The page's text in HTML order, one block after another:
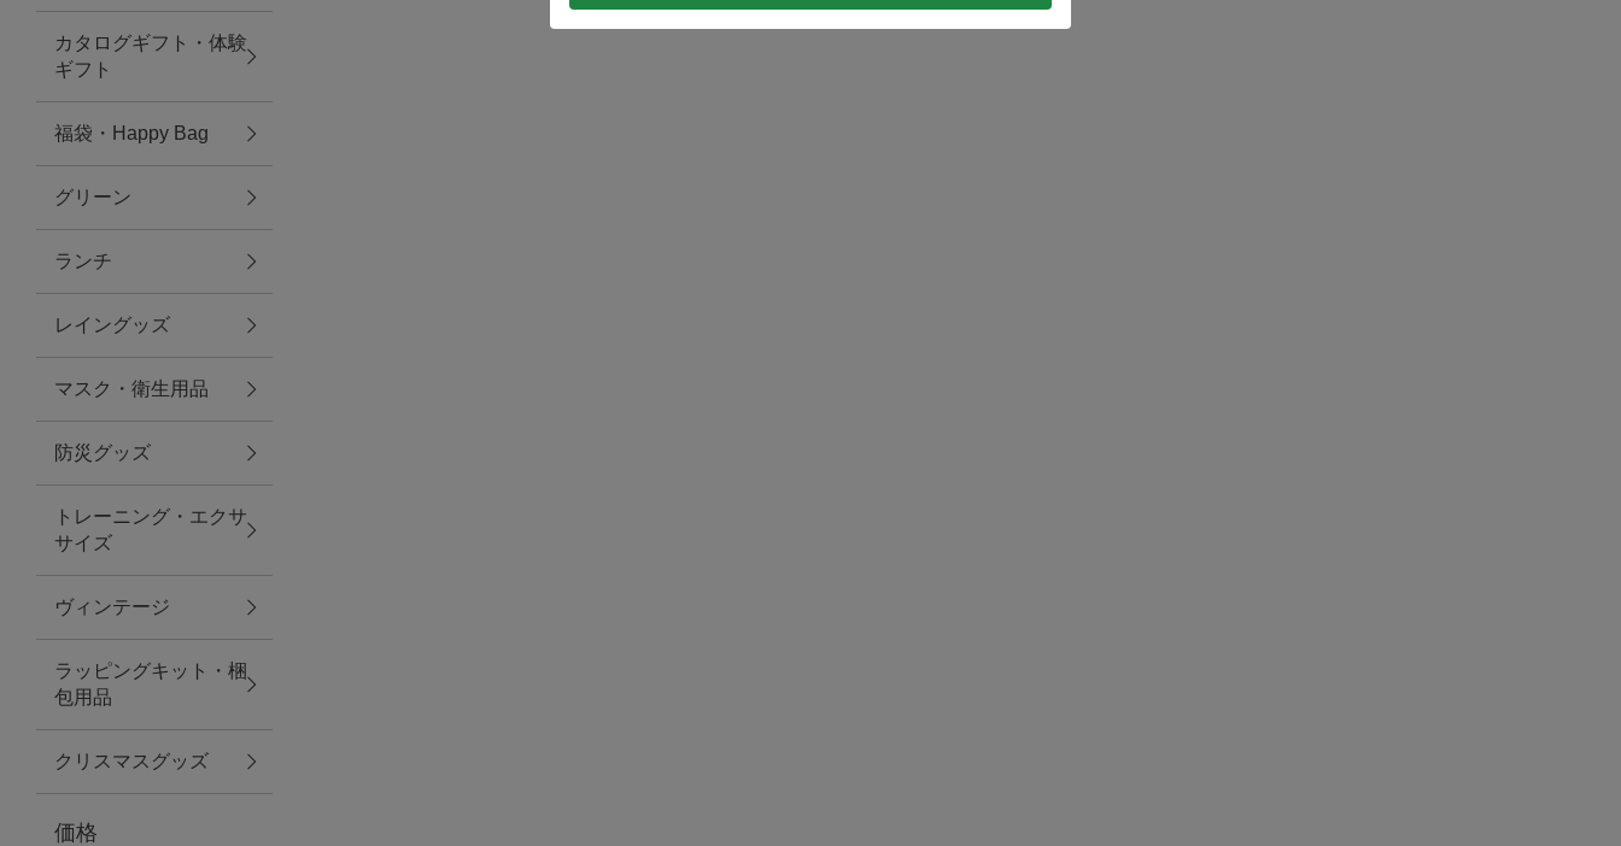
ウエア
レイングッズ
アクセサリー
ファッション雑貨
ファッショングッズ
スマホケース・アクセサリー
ポーチ
ステーショナリー
その他
紅茶・フード
カタログギフト・体験
ギフト
福袋・Happy Bag
グリーン
ランチ
レイングッズ
マスク・衛生用品
防災グッズ
トレーニング・エクサ
サイズ
ヴィンテージ
ラッピングキット・梱
包用品
クリスマスグッズ
価格